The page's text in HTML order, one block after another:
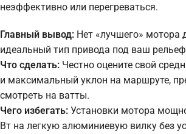
неэффективно или перегреваться.
Главный вывод: Нет «лучшего» мотора
идеальный тип привода под ваш
Что сделать: Честно оцените свой
и максимальный уклон на маршруте,
смотреть на ватты.
Чего избегать: Установки мотора
Вт на легкую алюминиевую вилку без